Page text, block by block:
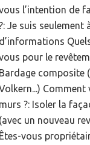
l’intention de
?: Je suis seulement
d’informations
pour le
Bardage composite
murs ?: Isoler la
(avec un nouveau
Êtes-vous